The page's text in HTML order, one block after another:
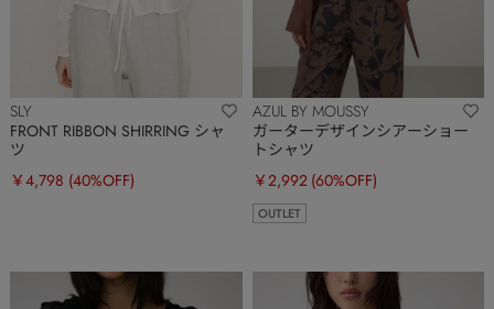
SLY
FRONT RIBBON SHIRRING シャ
ツ
￥4,798 (40%OFF)
AZUL BY MOUSSY
ガーターデザインシアーショー
トシャツ
￥2,992 (60%OFF)
OUTLET